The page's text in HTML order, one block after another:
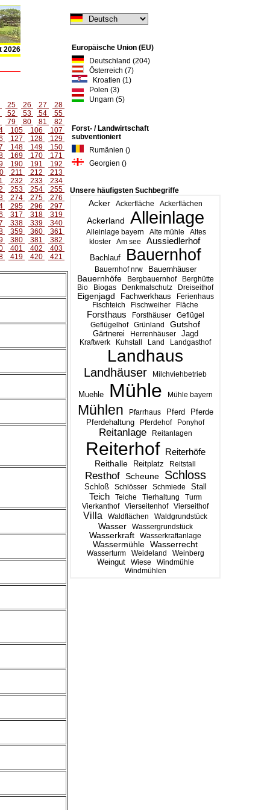
2026
Europäische Union (EU)
Deutschland (204)
Österreich (7)
Kroatien (1)
Polen (3)
Ungarn (5)
Forst- / Landwirtschaft
subventioniert
Rumänien ()
Georgien ()
Unsere häufigsten Suchbegriffe
Acker Ackerfläche Ackerflächen
Ackerland Alleinlage
Alleinlage bayern Alte mühle
Altes
kloster
Am see Aussiedlerhof
Bachlauf Bauernhof
Bauernhof nrw Bauernhäuser
Bauernhöfe Bergbauernhof
Berghütte
Bio
Biogas Denkmalschutz Dreiseithof
Eigenjagd Fachwerkhaus
Ferienhaus
Fischteich
Fischweiher Fläche
Forsthaus Forsthäuser
Geflügel
Geflügelhof
Grünland
Gutshof
Gärtnerei
Herrenhäuser Jagd
Kraftwerk Kuhstall Land Landgasthof
Landhaus
Landhäuser Milchviehbetrieb
Muehle Mühle Mühle bayern
Mühlen Pfarrhaus Pferd Pferde
Pferdehaltung Pferdehof Ponyhof
Reitanlage Reitanlagen
Reiterhof Reiterhöfe
Reithalle Reitplatz Reitstall
Resthof Scheune Schloss
Schloß Schlösser Schmiede Stall
Teich Teiche Tierhaltung
Turm
Vierkanthof
Vierseitenhof Vierseithof
Villa Waldflächen Waldgrundstück
Wasser Wassergrundstück
Wasserkraft Wasserkraftanlage
Wassermühle Wasserrecht
Wasserturm Weideland Weinberg
Weingut Wiese
Windmühle
Windmühlen
25 26 27
28
52 53 54
55
79 80 81
82
105 106
107
127 128
129
148 149
150
169 170
171
190 191
192
211 212
213
232 233
234
253 254
255
274 275
276
295 296
297
317 318
319
338 339
340
359 360
361
380 381
382
401 402
403
419 420 421